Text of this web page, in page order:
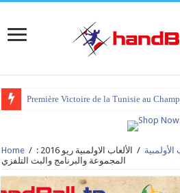
Première Victoire de la Tunisie au
tournoi international Hammamet 2023 :
Home / الأولمبية /
الألعاب الاولمبية ريو 2016 :
المجموعة والبرنامج والبث التلفزي